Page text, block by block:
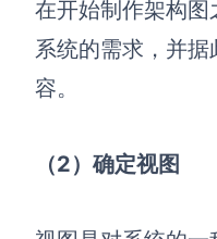
在开始制作架构
系统的需求，并
容。
（2）确定视图